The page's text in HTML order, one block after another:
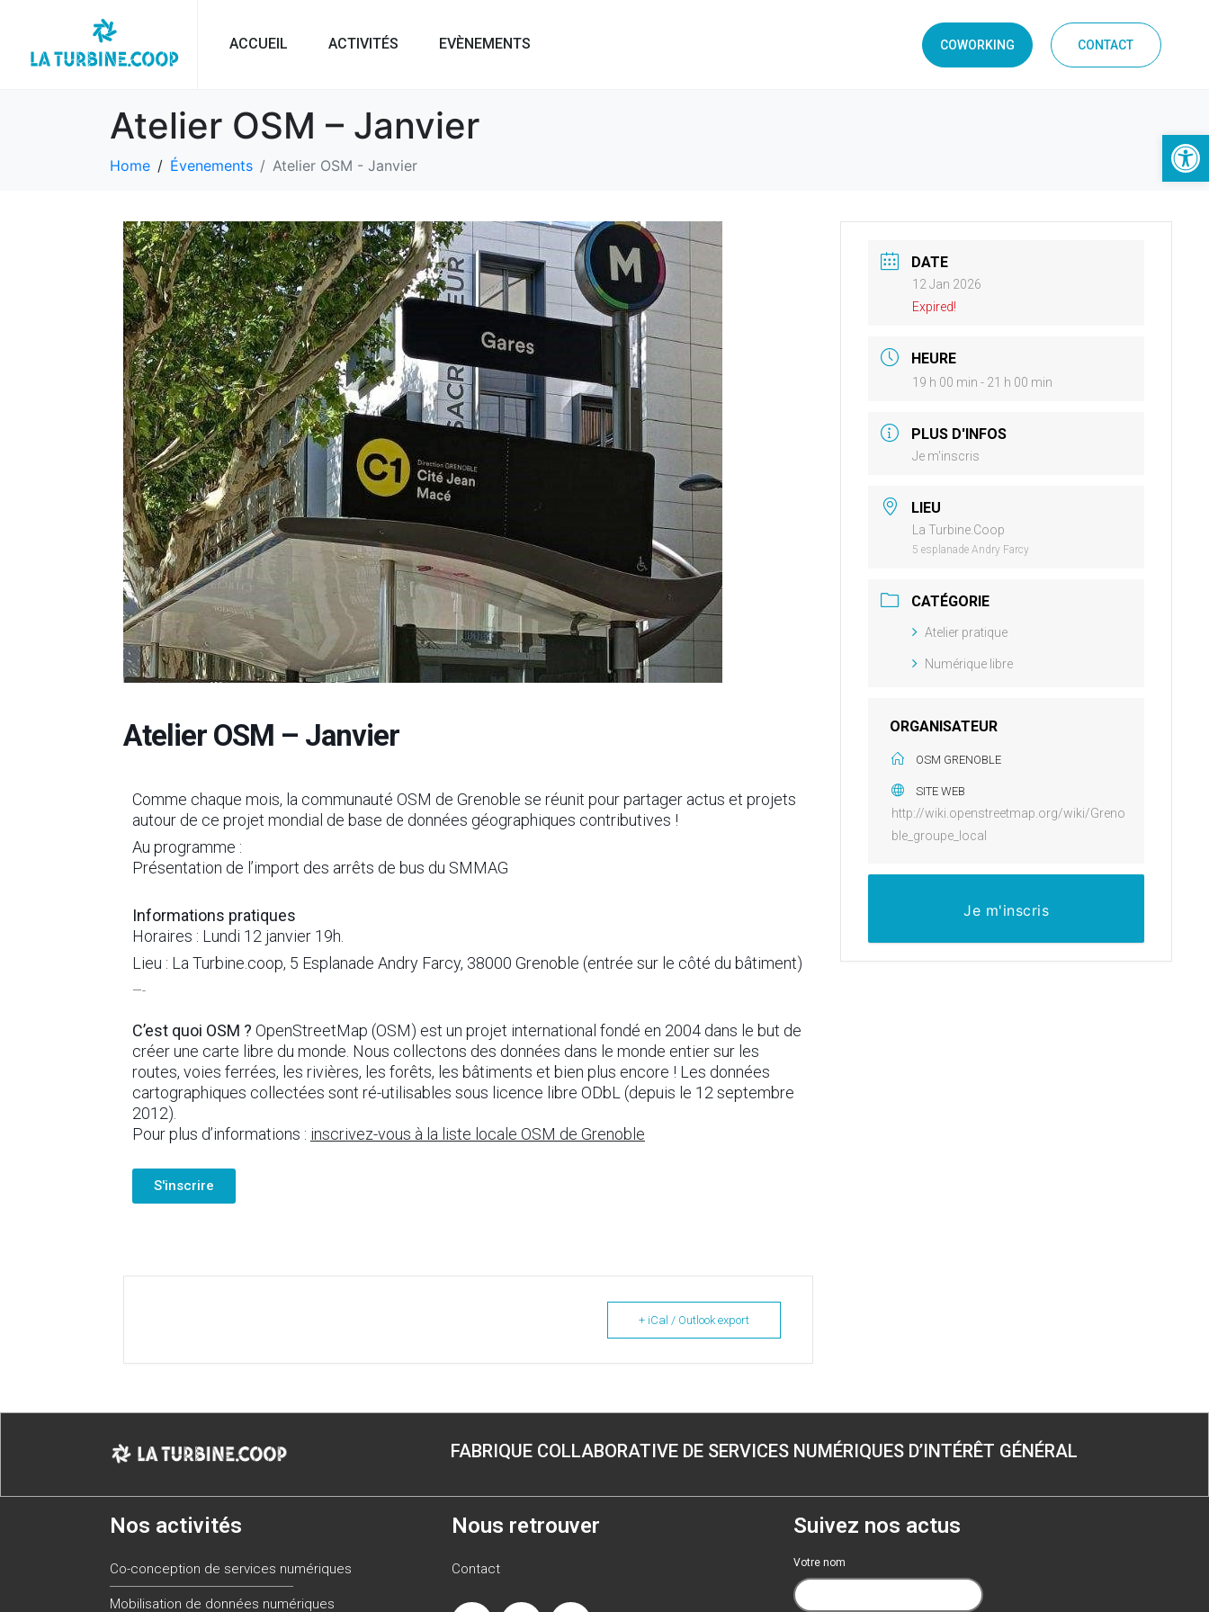
Ouvrir
ACCUEIL ACTIVITÉS EVÈNEMENTS COWORKING CONTACT
Atelier OSM – Janvier
Home Évenements Atelier OSM - Janvier
Atelier OSM – Janvier
Comme chaque mois, la communauté OSM de Grenoble se réunit pour partager actus et projets
autour de ce projet mondial de base de données géographiques contributives !
Au programme :
Présentation de l’import des arrêts de bus du SMMAG
Informations pratiques
Horaires : Lundi 12 janvier 19h.
Lieu : La Turbine.coop, 5 Esplanade Andry Farcy, 38000 Grenoble (entrée sur le côté du bâtiment)
—-
C’est quoi OSM ? OpenStreetMap (OSM) est un projet international fondé en 2004 dans le but de
créer une carte libre du monde. Nous collectons des données dans le monde entier sur les
routes, voies ferrées, les rivières, les forêts, les bâtiments et bien plus encore ! Les données
cartographiques collectées sont ré-utilisables sous licence libre ODbL (depuis le 12 septembre
2012).
Pour plus d’informations : inscrivez-vous à la liste locale OSM de Grenoble
S'inscrire
+ iCal / Outlook export
DATE
12 Jan 2026
Expired!
HEURE
19 h 00 min - 21 h 00 min
PLUS D'INFOS
Je m'inscris
LIEU
La Turbine.Coop
5 esplanade Andry Farcy
CATÉGORIE
Atelier pratique
Numérique libre
ORGANISATEUR
OSM GRENOBLE
SITE WEB
http://wiki.openstreetmap.org/wiki/Greno
ble_groupe_local
Je m'inscris
FABRIQUE COLLABORATIVE DE SERVICES NUMÉRIQUES D’INTÉRÊT GÉNÉRAL
Nos activités
Co-conception de services numériques
Mobilisation de données numériques
Nous retrouver
Contact
Suivez nos actus
Votre nom